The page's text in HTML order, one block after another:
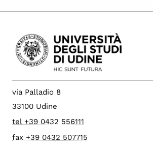
via Palladio 8
33100 Udine
tel +39 0432 556111
fax +39 0432 507715